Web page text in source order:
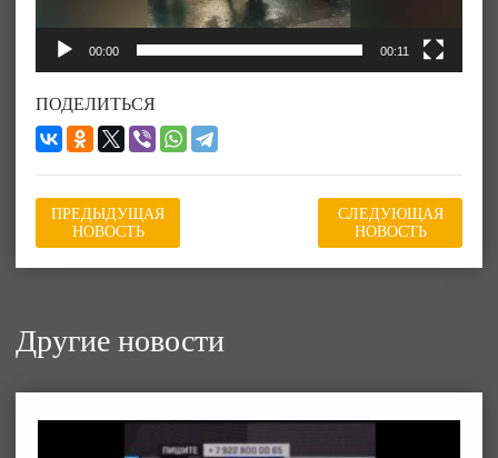
00:00 00:11
ПОДЕЛИТЬСЯ
ПРЕДЫДУЩАЯ
НОВОСТЬ
СЛЕДУЮЩАЯ
НОВОСТЬ
Другие новости